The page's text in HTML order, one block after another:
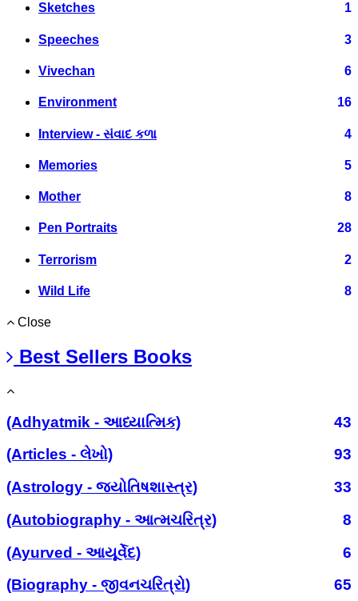
Sketches 1
Speeches 3
Vivechan 6
Environment 16
Interview - સંવાદ કળા 4
Memories 5
Mother 8
Pen Portraits 28
Terrorism 2
Wild Life 8
Close
Best Sellers Books
(Adhyatmik - આધ્યાત્મિક)
43
(Articles - લેખો)
93
(Astrology - જ્યોતિષશાસ્ત્ર)
33
(Autobiography - આત્મચરિત્ર)
8
(Ayurved - આયૂર્વેદ)
6
(Biography - જીવનચરિત્રો)
65